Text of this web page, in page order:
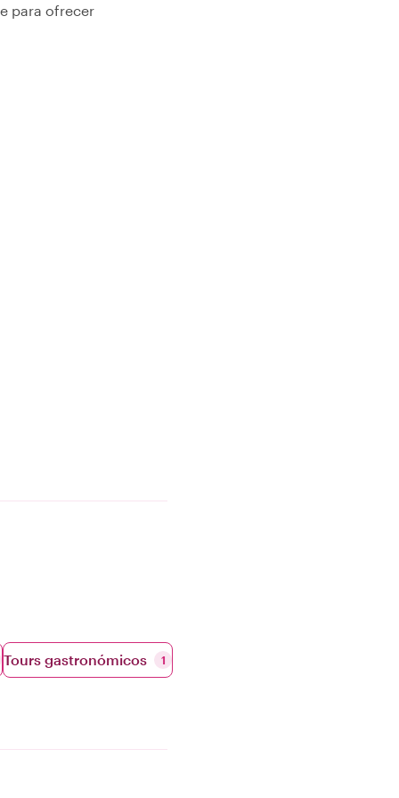
para ofrecer
Tours gastronómicos 1